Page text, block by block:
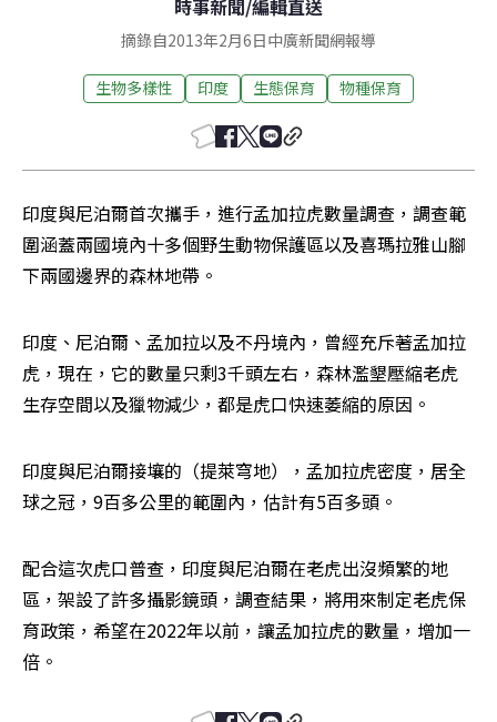
時事新聞/編輯直送
摘錄自2013年2月6日中廣新聞網報導
生物多樣性 印度 生態保育 物種保育
印度與尼泊爾首次攜手，進行孟加拉虎數量調查，調查範
圍涵蓋兩國境內十多個野生動物保護區以及喜瑪拉雅山腳
下兩國邊界的森林地帶。
印度、尼泊爾、孟加拉以及不丹境內，曾經充斥著孟加拉
虎，現在，它的數量只剩3千頭左右，森林濫墾壓縮老虎
生存空間以及獵物減少，都是虎口快速萎縮的原因。
印度與尼泊爾接壤的（提萊穹地），孟加拉虎密度，居全
球之冠，9百多公里的範圍內，估計有5百多頭。
配合這次虎口普查，印度與尼泊爾在老虎出沒頻繁的地
區，架設了許多攝影鏡頭，調查結果，將用來制定老虎保
育政策，希望在2022年以前，讓孟加拉虎的數量，增加一
倍。